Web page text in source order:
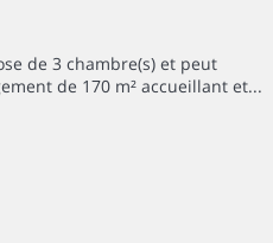
de 3 chambre(s) et peut
de 170 m² accueillant et...